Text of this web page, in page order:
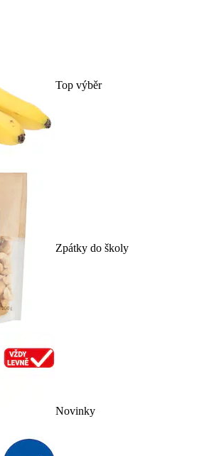
Top výběr
Zpátky do školy
Novinky